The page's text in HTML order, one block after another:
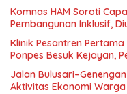
Komnas HAM Soroti
Pembangunan Inklusif,
Klinik Pesantren
Ponpes Besuk Kejayan,
Jalan
Aktivitas Ekonomi Warga